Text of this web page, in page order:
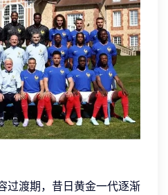
过渡期，昔日黄金一代逐渐